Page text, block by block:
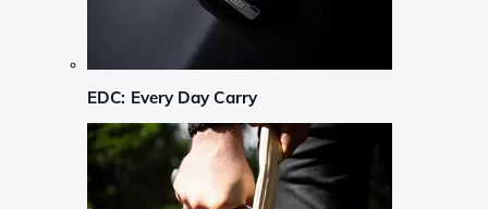
EDC: Every Day Carry